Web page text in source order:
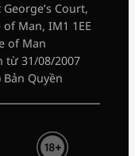
Court,
Man, IM1 1EE
of Man
từ 31/08/2007
Bản Quyền